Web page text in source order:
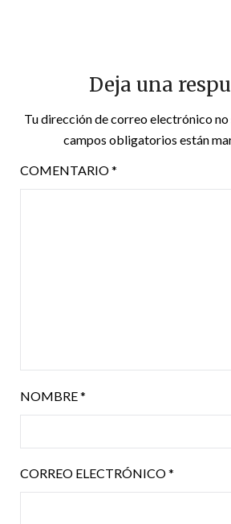
Deja una
Tu dirección de correo electrónico
campos obligatorios están
COMENTARIO*
NOMBRE*
CORREO ELECTRÓNICO*